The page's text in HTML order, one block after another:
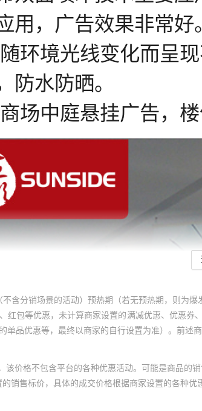
不含分销场景的活动）预热期（若无预热期，则为
红包等优惠，未计算商家设置的满减优惠、优惠
单品优惠等，最终以商家的自行设置为准）。前
该价格不包含平台的各种优惠活动。可能是商品的
销售标价，具体的成交价格根据商家设置的各种